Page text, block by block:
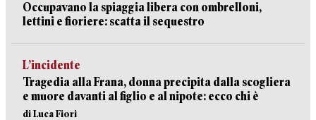
Occupavano la spiaggia libera con ombrelloni,
lettini e fioriere: scatta il sequestro
L’incidente
Tragedia alla Frana, donna precipita dalla scogliera
e muore davanti al figlio e al nipote: ecco chi è
di Luca Fiori